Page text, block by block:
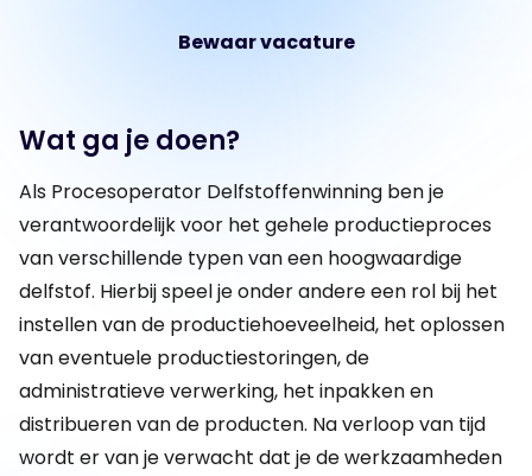
Bewaar vacature
Wat ga je doen?
Als Procesoperator Delfstoffenwinning ben je
verantwoordelijk voor het gehele productieproces
van verschillende typen van een hoogwaardige
delfstof. Hierbij speel je onder andere een rol bij het
instellen van de productiehoeveelheid, het oplossen
van eventuele productiestoringen, de
administratieve verwerking, het inpakken en
distribueren van de producten. Na verloop van tijd
wordt er van je verwacht dat je de werkzaamheden